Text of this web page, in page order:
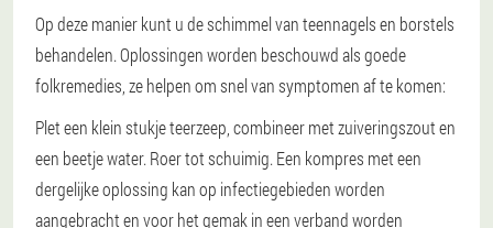
Op deze manier kunt u de schimmel van teennagels en borstels
behandelen. Oplossingen worden beschouwd als goede
folkremedies, ze helpen om snel van symptomen af te komen:
Plet een klein stukje teerzeep, combineer met zuiveringszout en
een beetje water. Roer tot schuimig. Een kompres met een
dergelijke oplossing kan op infectiegebieden worden
aangebracht en voor het gemak in een verband worden